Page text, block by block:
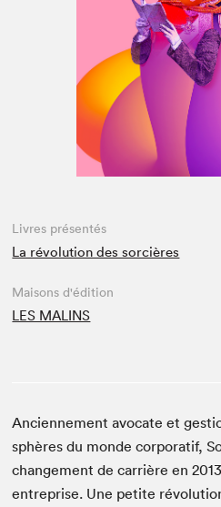
Espace médias
Livres présentés
La révolution des sorcières
Maisons d'édition
LES MALINS
Anciennement avocate et
sphères du monde corporatif,
changement de carrière en
entreprise. Une petite